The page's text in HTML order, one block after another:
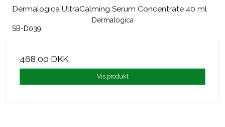
Dermalogica UltraCalming Serum Concentrate 40 ml
Dermalogica
SB-D039
468,00 DKK
Vis produkt
Vind skønne dufte
Tilmeld dig nyhedsbrevet for at vinde!